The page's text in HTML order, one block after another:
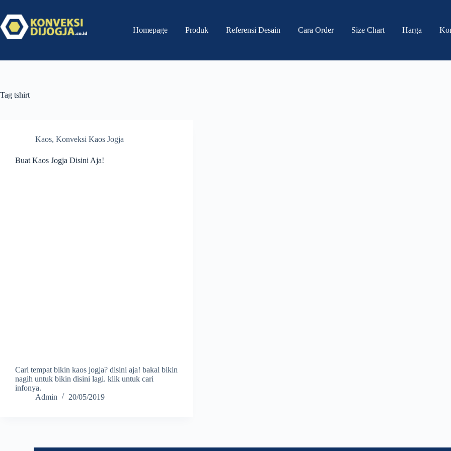
Homepage Produk Referensi Desain Cara Order Size Chart Harga
Tag tshirt
Kaos, Konveksi Kaos Jogja
Buat Kaos Jogja Disini Aja!
Cari tempat bikin kaos jogja? disini aja! bakal bikin
nagih untuk bikin disini lagi. klik untuk cari
infonya.
Admin
20/05/2019